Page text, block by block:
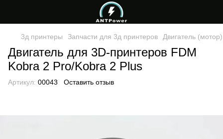
3д принтеры Запчасти для 3д принтеров Двигатель
Двигатель для 3D-принтеров FDM
Kobra 2 Pro/Kobra 2 Plus
Артикул: 00043 Оставить отзыв